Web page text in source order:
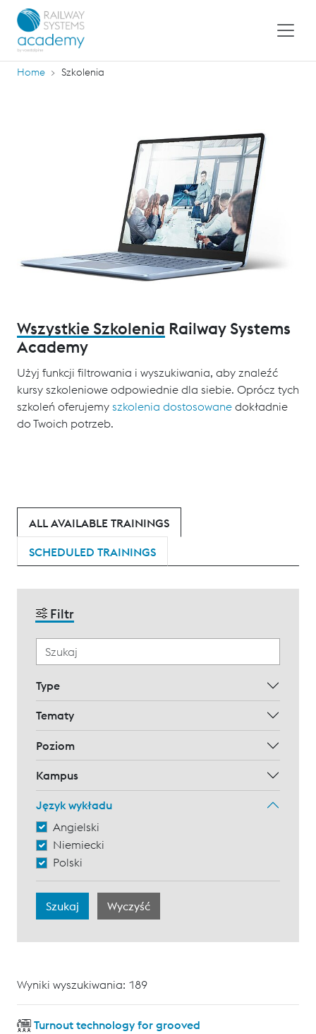
Home Szkolenia
Wszystkie Szkolenia Railway Systems
Academy
Użyj funkcji filtrowania i wyszukiwania, aby znaleźć
kursy szkoleniowe odpowiednie dla siebie. Oprócz tych
szkoleń oferujemy szkolenia dostosowane dokładnie
do Twoich potrzeb.
ALL AVAILABLE TRAININGS
SCHEDULED TRAININGS
Filtr
Type
Tematy
Poziom
Kampus
Język wykładu
Angielski
Niemiecki
Polski
Wyniki wyszukiwania: 189
Turnout technology for grooved